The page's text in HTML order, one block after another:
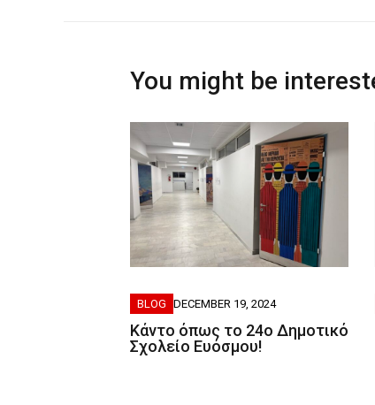
You might be
BLOG DECEMBER 19, 2024
Κάντο όπως το 24ο Δημοτικό
Σχολείο Ευόσμου!